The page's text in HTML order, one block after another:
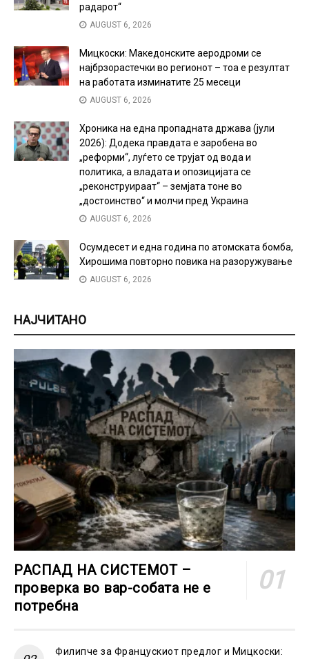
радарот“
AUGUST 6, 2026
Мицкоски: Македонските аеродроми се
најбрзорастечки во регионот – тоа е резултат
на работата изминатите 25 месеци
AUGUST 6, 2026
Хроника на една пропадната држава (јули
2026): Додека правдата е заробена во
„реформи“, луѓето се трујат од вода и
политика, а владата и опозицијата се
„реконструираат“ – земјата тоне во
„достоинство“ и молчи пред Украина
AUGUST 6, 2026
Осумдесет и една година по атомската бомба,
Хирошима повторно повика на разоружување
AUGUST 6, 2026
НАЈЧИТАНО
РАСПАД НА СИСТЕМОТ –
проверка во вар-собата не е
потребна
Филипче за Францускиот предлог и Мицкоски: